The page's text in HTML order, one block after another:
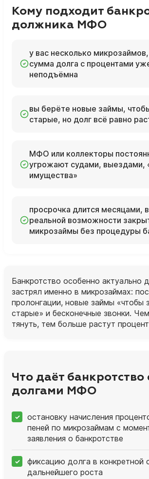
Кому подходит
должника МФО
у вас несколько
сумма долга с процентами
неподъёмна
вы берёте новые займы,
старые, но долг всё равно
МФО или коллекторы
угрожают судами, выездами,
имущества»
просрочка длится месяцами,
реальной возможности
микрозаймы без процедуры
Банкротство особенно актуально
застрял именно в микрозаймах:
пролонгации, новые займы «чтобы
старые» и бесконечные звонки.
тянуть, тем больше растут
Что даёт банкротство
долгами МФО
остановку начисления
пеней по микрозаймам с
заявления о банкротстве
фиксацию долга в конкретной
дальнейшего роста